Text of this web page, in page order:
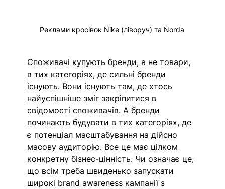
Реклами кросівок Nike (ліворуч) та Norda
Споживачі купують бренди, а не товари,
в тих категоріях, де сильні бренди
існують. Вони існують там, де хтось
найуспішніше зміг закріпитися в
свідомості споживачів. А бренди
починають будувати в тих категоріях, де
є потенціал масштабування на дійсно
масову аудиторію. Все це має цілком
конкретну бізнес-цінність. Чи означає це,
що всім треба швиденько запускати
широкі brand awareness кампанії з